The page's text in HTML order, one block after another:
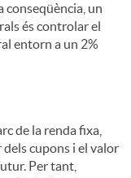
conseqüència, un
és controlar el
entorn a un 2%
de la renda fixa,
cupons i el valor
Per tant,